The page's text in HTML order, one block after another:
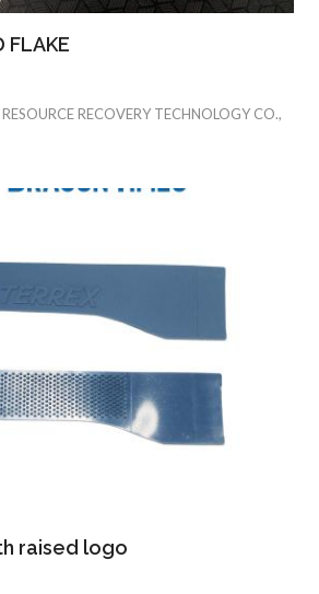
FLAKE
RECOVERY TECHNOLOGY CO.,
raised logo